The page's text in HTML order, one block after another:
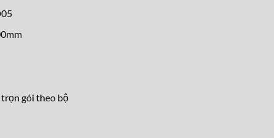
gói theo bộ